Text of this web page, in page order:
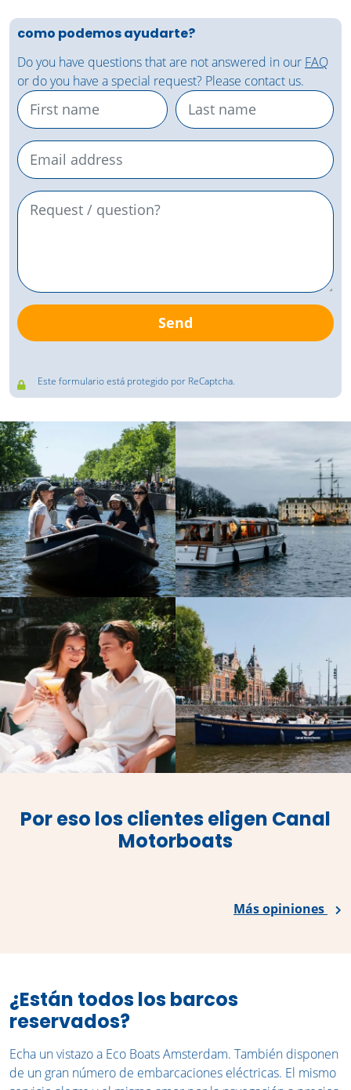
como podemos ayudarte?
Do you have questions that are not answered in our FAQ
or do you have a special request? Please contact us.
Send
Este formulario está protegido por ReCaptcha.
Por eso los clientes eligen Canal
Motorboats
Más opiniones
¿Están todos los barcos
reservados?
Echa un vistazo a Eco Boats Amsterdam. También disponen
de un gran número de embarcaciones eléctricas. El mismo